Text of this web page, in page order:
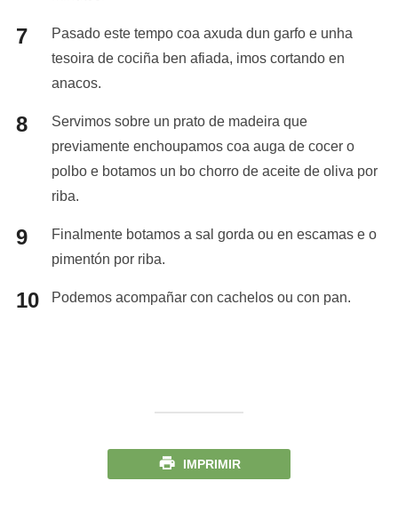
Pasado este tempo coa axuda dun garfo e unha
tesoira de cociña ben afiada, imos cortando en
anacos.
Servimos sobre un prato de madeira que
previamente enchoupamos coa auga de cocer o
polbo e botamos un bo chorro de aceite de oliva por
riba.
Finalmente botamos a sal gorda ou en escamas e o
pimentón por riba.
Podemos acompañar con cachelos ou con pan.
IMPRIMIR